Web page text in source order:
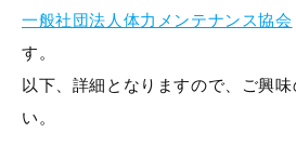
一般社団法人体力メンテナンス協会
す。
以下、詳細となりますので、ご興
い。